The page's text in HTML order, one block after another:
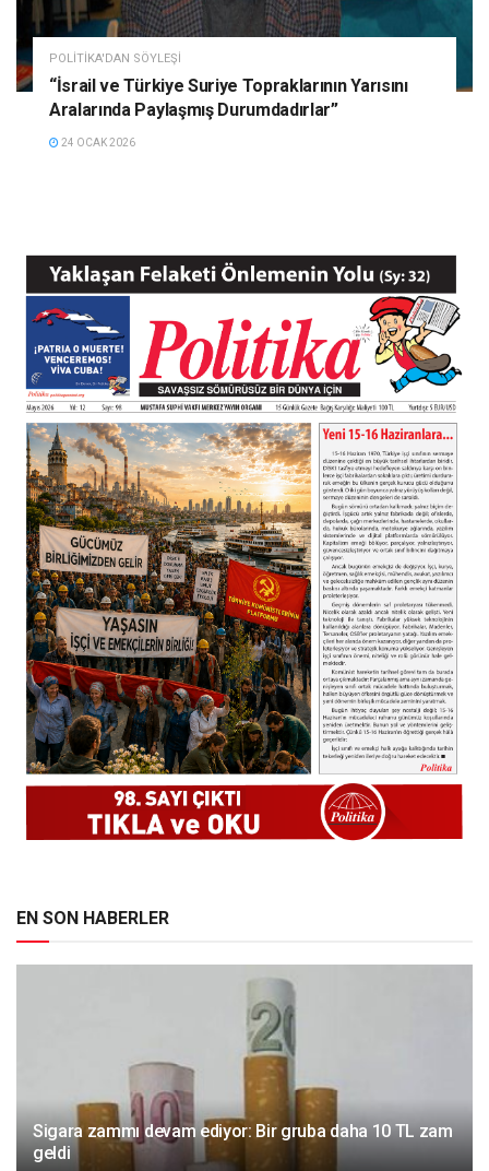
POLITIKA'DAN SÖYLEŞI
“İsrail ve Türkiye Suriye Topraklarının Yarısını
Aralarında Paylaşmış Durumdadırlar”
24 OCAK 2026
EN SON HABERLER
Sigara zammı devam ediyor: Bir gruba daha 10 TL zam
geldi